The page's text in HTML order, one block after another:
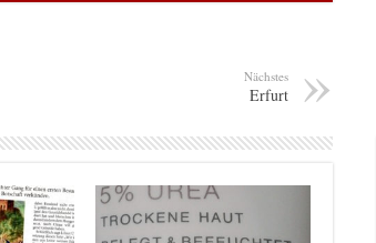
Nächstes
Erfurt